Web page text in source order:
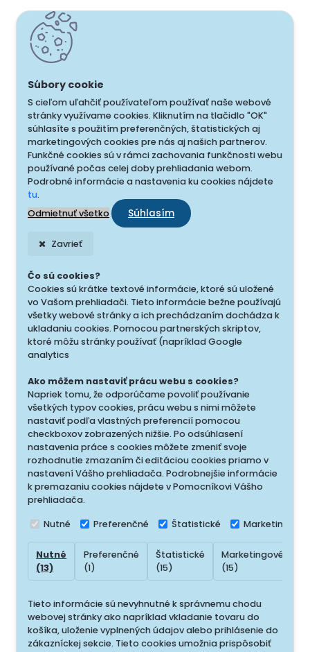
S cieľom uľahčiť používateľom používať naše webové
stránky využívame cookies. Kliknutím na tlačidlo "OK"
súhlasíte s použitím preferenčných, štatistických aj
marketingových cookies pre nás aj našich partnerov.
Funkčné cookies sú v rámci zachovania funkčnosti webu
používané počas celej doby prehliadania webom.
Podrobné informácie a nastavenia ku cookies nájdete
tu.
Odmietnuť všetko
Súhlasím
Zavrieť
Čo sú cookies?
Cookies sú krátke textové informácie, ktoré sú uložené
vo Vašom prehliadači. Tieto informácie bežne používajú
všetky webové stránky a ich prechádzaním dochádza k
ukladaniu cookies. Pomocou partnerských skriptov,
ktoré môžu stránky používať (napríklad Google
analytics
Ako môžem nastaviť prácu webu s cookies?
Napriek tomu, že odporúčame povoliť používanie
všetkých typov cookies, prácu webu s nimi môžete
nastaviť podľa vlastných preferencií pomocou
checkboxov zobrazených nižšie. Po odsúhlasení
nastavenia práce s cookies môžete zmeniť svoje
rozhodnutie zmazaním či editáciou cookies priamo v
nastavení Vášho prehliadača. Podrobnejšie informácie
k premazaniu cookies nájdete v Pomocníkovi Vášho
prehliadača.
Nutné Preferenčné Štatistické Marketingové
Nutné
(13)
Preferenčné
(1)
Štatistické
(15)
Marketingové
(15)
Tieto informácie sú nevyhnutné k správnemu chodu
webovej stránky ako napríklad vkladanie tovaru do
košíka, uloženie vyplnených údajov alebo prihlásenie do
zákazníckej sekcie. Tieto cookies umožnia prispôsobiť